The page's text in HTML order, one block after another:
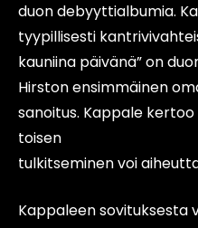
duon debyyttialbumia.
tyypillisesti
kauniina päivänä” on
Hirston ensimmäinen
sanoitus. Kappale
toisen
tulkitseminen voi
Kappaleen sovituksesta